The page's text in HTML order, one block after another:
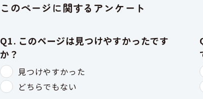
このページに関するアンケート